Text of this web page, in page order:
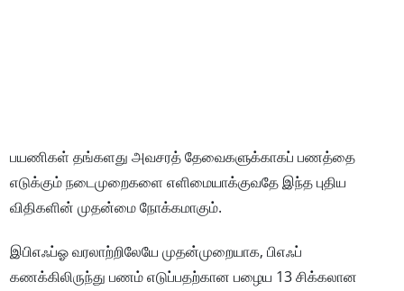
பயணிகள் தங்களது அவசரத் தேவைகளுக்காகப் பணத்தை
எடுக்கும் நடைமுறைகளை எளிமையாக்குவதே இந்த புதிய
விதிகளின் முதன்மை நோக்கமாகும்.
இபிஎஃப்ஓ வரலாற்றிலேயே முதன்முறையாக, பிஎஃப்
கணக்கிலிருந்து பணம் எடுப்பதற்கான பழைய 13 சிக்கலான